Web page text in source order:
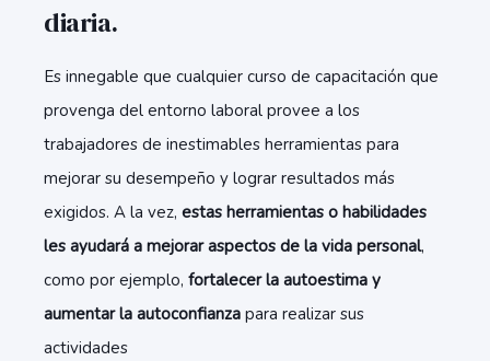
diaria.
Es innegable que cualquier curso de capacitación que
provenga del entorno laboral provee a los
trabajadores de inestimables herramientas para
mejorar su desempeño y lograr resultados más
exigidos. A la vez, estas herramientas o habilidades
les ayudará a mejorar aspectos de la vida personal,
como por ejemplo, fortalecer la autoestima y
aumentar la autoconfianza para realizar sus
actividades